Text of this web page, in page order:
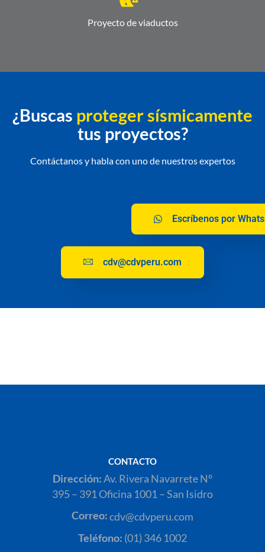
Proyecto de viaductos
¿Buscas proteger sísmicamente
tus proyectos?
Contáctanos y habla con uno de nuestros expertos
Escríbenos por
cdv@cdvperu.com
CONTACTO
Dirección:Av. Rivera Navarrete N°
395 – 391 Oficina 1001 – San Isidro
Correo:cdv@cdvperu.com
Teléfono: (01) 346 1002